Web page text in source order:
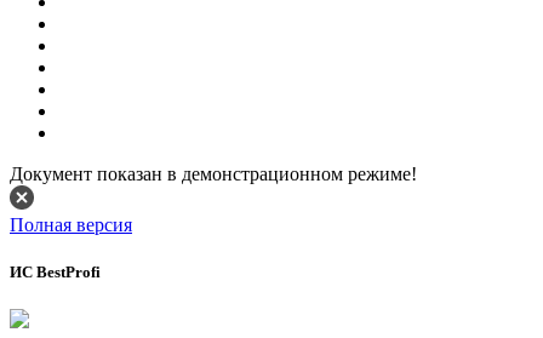
Документ показан в демонстрационном режиме!
Полная версия
ИС BestProfi